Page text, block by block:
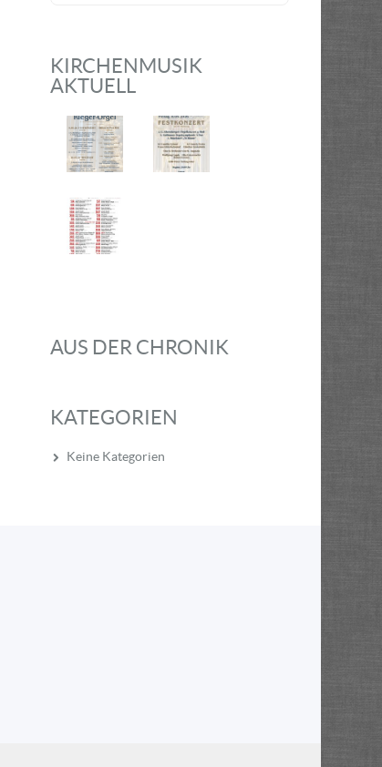
KIRCHENMUSIK
AKTUELL
AUS DER CHRONIK
KATEGORIEN
Keine Kategorien